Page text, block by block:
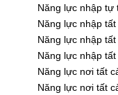
Năng lực nhập tự
Năng lực nhập
Năng lực nhập
Năng lực nhập
Năng lực nơi tất
Năng lực nơi tất